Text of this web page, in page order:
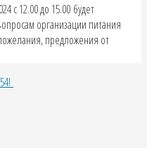
с 12.00 до 15.00 будет
организации питания
предложения от